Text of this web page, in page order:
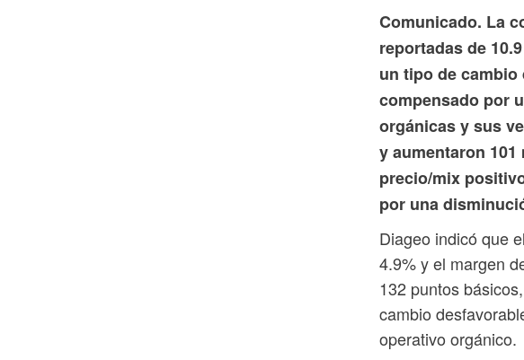
Comunicado. La
reportadas de
un tipo de
compensado por
orgánicas y sus
y aumentaron
precio/mix
por una
Diageo indicó que
4.9% y el margen
132 puntos
cambio
operativo orgánico.